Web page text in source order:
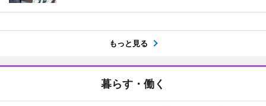
もっと見る
暮らす・働く